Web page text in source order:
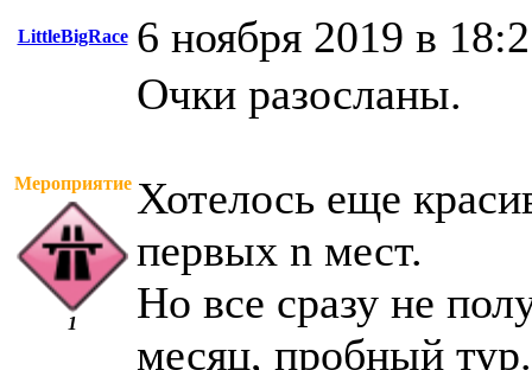
LittleBigRace 6 ноября 2019 в
Мероприятие
1
Очки разосланы.
Хотелось еще
первых n мест.
Но все сразу не
месяц, пробный тур.